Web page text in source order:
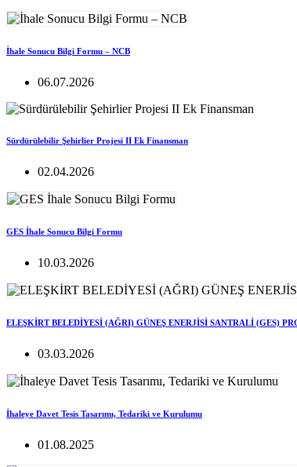
İhale Sonucu Bilgi Formu – NCB
06.07.2026
Sürdürülebilir Şehirlier Projesi II Ek Finansman
02.04.2026
GES İhale Sonucu Bilgi Formu
10.03.2026
ELEŞKİRT BELEDİYESİ (AĞRI) GÜNEŞ ENERJİSİ SANTRALİ (GES)
03.03.2026
İhaleye Davet Tesis Tasarımı, Tedariki ve Kurulumu
01.08.2025